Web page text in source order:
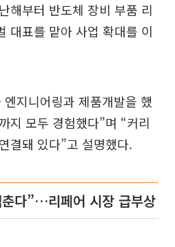
해부터 반도체 장비 부품 리
대표를 맡아 사업 확대를 이
지니어링과 제품개발을 했
지 모두 경험했다”며 “커리
결돼 있다”고 설명했다.
다”…리페어 시장 급부상